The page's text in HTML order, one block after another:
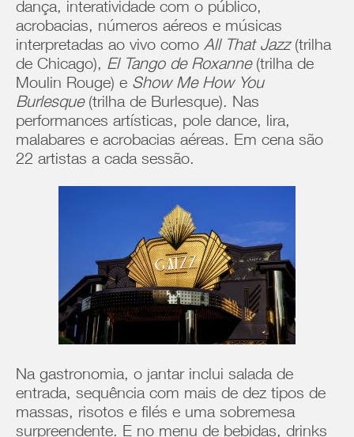
dança, interatividade com o público,
acrobacias, números aéreos e músicas
interpretadas ao vivo como All That Jazz(trilha
de Chicago), El Tango de Roxanne(trilha de
Moulin Rouge) e Show Me How You
Burlesque (trilha de Burlesque). Nas
performances artísticas, pole dance, lira,
malabares e acrobacias aéreas. Em cena são
22 artistas a cada sessão.
Na gastronomia, o jantar inclui salada de
entrada, sequência com mais de dez tipos de
massas, risotos e filés e uma sobremesa
surpreendente. E no menu de bebidas, drinks